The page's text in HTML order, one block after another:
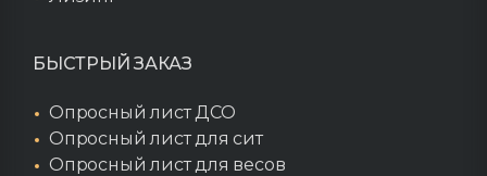
БЫСТРЫЙ ЗАКАЗ
Опросный лист ДСО
Опросный лист для сит
Опросный лист для весов